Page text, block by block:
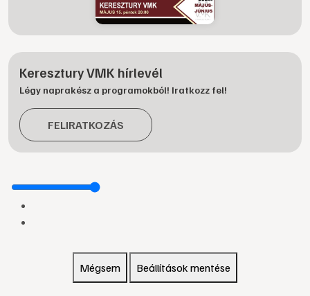
Keresztury VMK hírlevél
Légy naprakész a programokból! Iratkozz fel!
FELIRATKOZÁS
Mégsem Beállítások mentése